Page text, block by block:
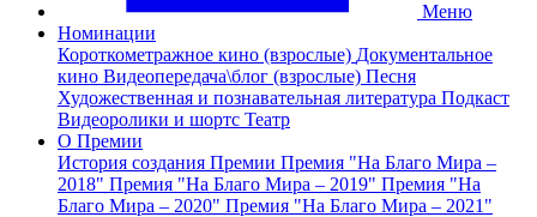
Меню
Номинации
Короткометражное кино (взрослые) Документальное
кино Видеопередача\блог (взрослые) Песня
Художественная и познавательная литература Подкаст
Видеоролики и шортс Театр
О Премии
История создания Премии Премия "На Благо Мира –
2018" Премия "На Благо Мира – 2019" Премия "На
Благо Мира – 2020" Премия "На Благо Мира – 2021"